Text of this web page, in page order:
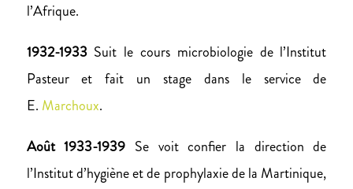
l’Afrique.
1932-1933Suit le cours microbiologie de l’Institut
Pasteur et fait un stage dans le service de
E. Marchoux.
Août 1933-1939 Se voit confier la direction de
l’Institut d’hygiène et de prophylaxie de la Martinique,